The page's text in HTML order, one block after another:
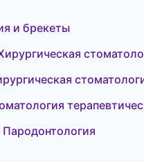
и брекеты